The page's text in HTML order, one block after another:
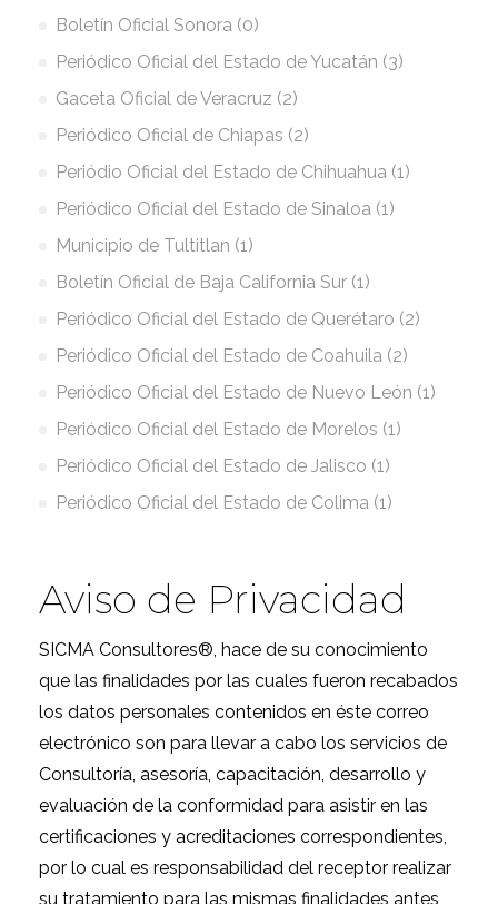
Boletín Oficial Sonora (0)
Periódico Oficial del Estado de Yucatán (3)
Gaceta Oficial de Veracruz (2)
Periódico Oficial de Chiapas (2)
Periódio Oficial del Estado de Chihuahua (1)
Periódico Oficial del Estado de Sinaloa (1)
Municipio de Tultitlan (1)
Boletín Oficial de Baja California Sur (1)
Periódico Oficial del Estado de Querétaro (2)
Periódico Oficial del Estado de Coahuila (2)
Periódico Oficial del Estado de Nuevo León (1)
Periódico Oficial del Estado de Morelos (1)
Periódico Oficial del Estado de Jalisco (1)
Periódico Oficial del Estado de Colima (1)
Aviso de Privacidad
SICMA Consultores®, hace de su conocimiento
que las finalidades por las cuales fueron recabados
los datos personales contenidos en éste correo
electrónico son para llevar a cabo los servicios de
Consultoría, asesoría, capacitación, desarrollo y
evaluación de la conformidad para asistir en las
certificaciones y acreditaciones correspondientes,
por lo cual es responsabilidad del receptor realizar
su tratamiento para las mismas finalidades antes